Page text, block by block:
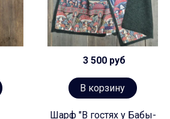
3 500 руб
В корзину
Шарф "В гостях у Бабы-